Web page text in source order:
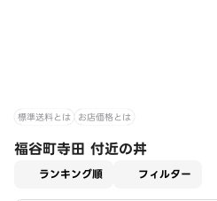
標準送料とは お店価格とは
福谷町寺田 付近の丼
ランキング順 フィルター